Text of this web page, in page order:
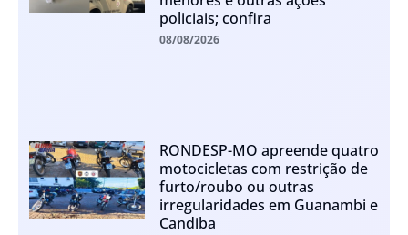
policiais; confira
08/08/2026
RONDESP-MO apreende quatro
motocicletas com restrição de
furto/roubo ou outras
irregularidades em Guanambi e
Candiba